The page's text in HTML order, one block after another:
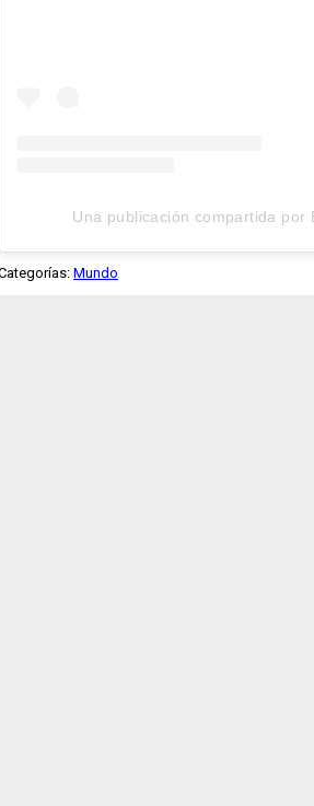
Una publicación compartida por
Mundo